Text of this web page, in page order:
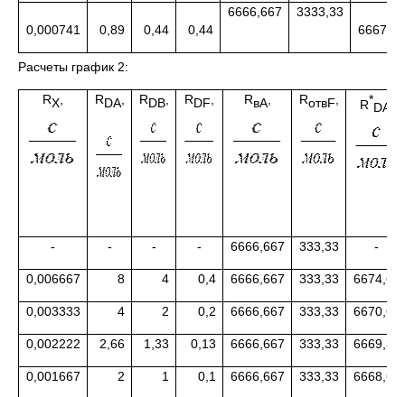
0,000741 0,89 0,44 0,44
6666,667
3333,33
6667,55
Расчеты график 2:
RX RDA RDB RDF RвA RотвF R*
DA
- - - - 6666,667 333,33 -
0,006667 8 4 0,4 6666,667 333,33 6674,66
0,003333 4 2 0,2 6666,667 333,33 6670,66
0,002222 2,66 1,33 0,13 6666,667 333,33 6669,33
0,001667 2 1 0,1 6666,667 333,33 6668,66